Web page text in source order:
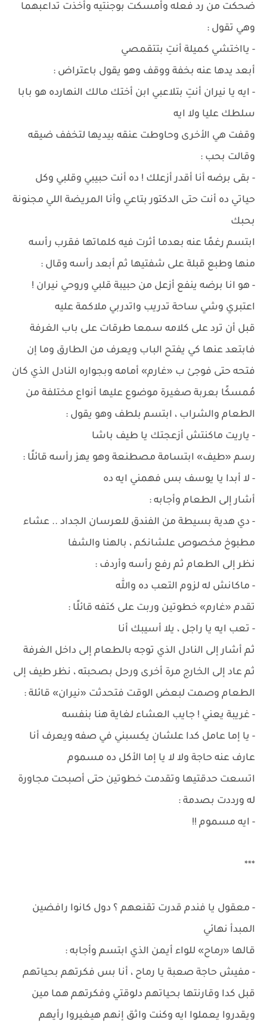
ضحكت من رد فعله وأمسكت بوجنتيه وأخذت تداعبهما
وهي تقول :
- يااختشي كميلة أنتِ بتتقمصي
أبعد يدها عنه بخفة ووقف وهو يقول باعتراض :
- ايه يا نيران أنتِ بتلاعبي ابن أختك مالك النهارده هو بابا
سلطك عليا ولا ايه
وقفت هي الأخرى وحاوطت عنقه بيديها لتخفف ضيقه
وقالت بحب :
- بقى برضه أنا أقدر أزعلك ! ده أنت حبيبي وقلبي وكل
حياتي ده أنت حتى الدكتور بتاعي وأنا المريضة اللي مجنونة
بحبك
ابتسم رغمًا عنه بعدما أثرت فيه كلماتها فقرب رأسه
منها وطبع قبلة على شفتيها ثم أبعد رأسه وقال :
- هو انا برضه ينفع أزعل من حبيبة قلبي وروحي نيران !
اعتبري وشي ساحة تدريب واتدربي ملاكمة عليه
قبل أن ترد على كلامه سمعا طرقات على باب الغرفة
فابتعد عنها كي يفتح الباب ويعرف من الطارق وما إن
فتحه حتى فوجئ ب «غارم» أمامه وبجواره النادل الذي كان
مُمسكًا بعربة صغيرة موضوع عليها أنواع مختلفة من
الطعام والشراب ، ابتسم بلطف وهو يقول :
- ياريت ماكنتش أزعجتك يا طيف باشا
رسم «طيف» ابتسامة مصطنعة وهو يهز رأسه قائلًا :
- لا أبدا يا يوسف بس فهمني ايه ده
أشار إلى الطعام وأجابه :
- دي هدية بسيطة من الفندق للعرسان الجداد .. عشاء
مطبوخ مخصوص علشانكم ، بالهنا والشفا
نظر إلى الطعام ثم رفع رأسه وأردف :
- ماكانش له لزوم التعب ده والله
تقدم «غارم» خطوتين وربت على كتفه قائلًا :
- تعب ايه يا راجل ، يلا أسيبك أنا
ثم أشار إلى النادل الذي توجه بالطعام إلى داخل الغرفة
ثم عاد إلى الخارج مرة أخرى ورحل بصحبته ، نظر طيف إلى
الطعام وصمت لبعض الوقت فتحدثت «نيران» قائلة :
- غريبة يعني ! جايب العشاء لغاية هنا بنفسه
- يا إما عامل كدا علشان يكسبني في صفه ويعرف أنا
عارف عنه حاجة ولا لا يا إما الأكل ده مسموم
اتسعت حدقتيها وتقدمت خطوتين حتى أصبحت مجاورة
له ورددت بصدمة :
- ايه مسموم !!
***
- معقول يا فندم قدرت تقنعهم ؟ دول كانوا رافضين
المبدأ نهائي
قالها «رماح» للواء أيمن الذي ابتسم وأجابه :
- مفيش حاجة صعبة يا رماح ، أنا بس فكرتهم بحياتهم
قبل كدا وقارنتها بحياتهم دلوقتي وفكرتهم هما مين
ويقدروا يعملوا ايه وكنت واثق إنهم هيغيروا رأيهم